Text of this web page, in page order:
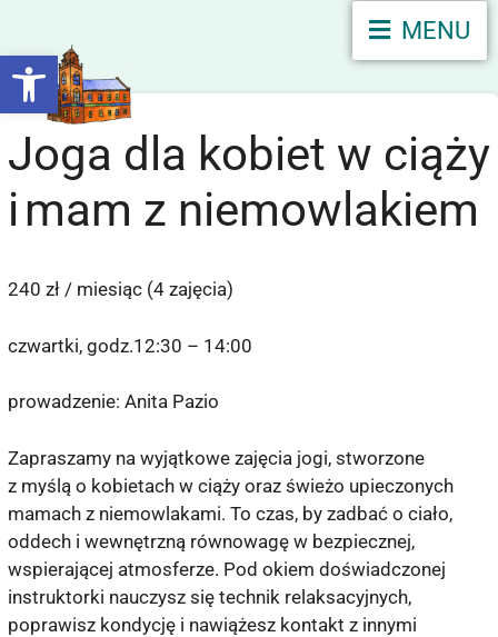
Otwórz pasek narzędzi
MENU
Joga dla kobiet w ciąży
i mam z niemowlakiem
240 zł / miesiąc (4 zajęcia)
czwartki, godz.12:30 – 14:00
prowadzenie: Anita Pazio
Zapraszamy na wyjątkowe zajęcia jogi, stworzone
z myślą o kobietach w ciąży oraz świeżo upieczonych
mamach z niemowlakami. To czas, by zadbać o ciało,
oddech i wewnętrzną równowagę w bezpiecznej,
wspierającej atmosferze. Pod okiem doświadczonej
instruktorki nauczysz się technik relaksacyjnych,
poprawisz kondycję i nawiążesz kontakt z innymi